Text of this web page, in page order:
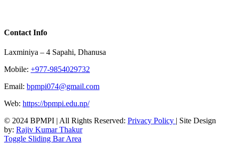
Contact Info
Laxminiya – 4 Sapahi, Dhanusa
Mobile: +977-9854029732
Email: bpmpi074@gmail.com
Web: https://bpmpi.edu.np/
© 2024 BPMPI | All Rights Reserved: Privacy Policy
| Site Design
by: Rajiv Kumar Thakur
Toggle Sliding Bar Area